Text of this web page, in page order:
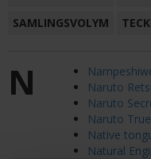
SAMLINGSVOLYM
N
Naruto
Naruto
Naruto
Native
Natural